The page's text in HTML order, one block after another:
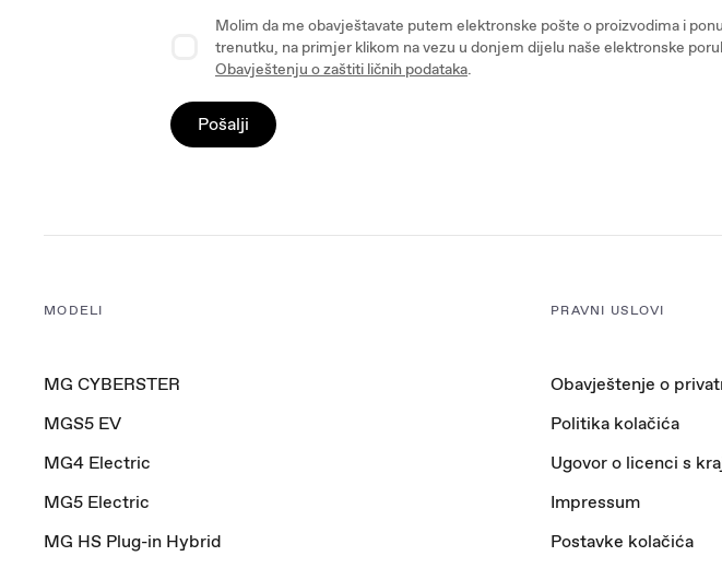
Molim da me obavještavate putem elektronske pošte o proizvodima i
trenutku, na primjer klikom na vezu u donjem dijelu naše elektronske
Obavještenju o zaštiti ličnih podataka.
Pošalji
MODELI
MG CYBERSTER
MGS5 EV
MG4 Electric
MG5 Electric
MG HS Plug-in Hybrid
PRAVNI USLOVI
Obavještenje o
Politika kolačića
Ugovor o licenci s
Impressum
Postavke kolačića